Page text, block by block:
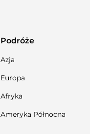
Podróże
Azja
Europa
Afryka
Ameryka Północna